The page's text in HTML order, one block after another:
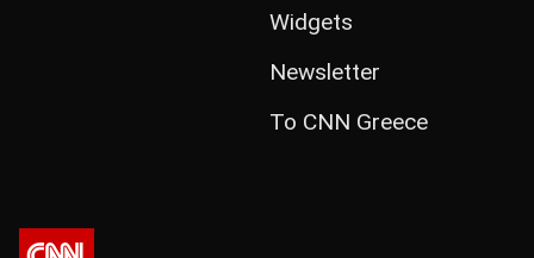
Widgets
Newsletter
Το CNN Greece